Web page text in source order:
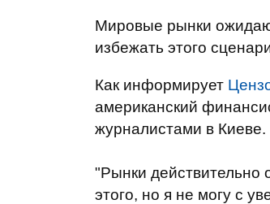
Мировые рынки
избежать этого
Как информирует
американский
журналистами в Киеве.
"Рынки действительно
этого, но я не могу с